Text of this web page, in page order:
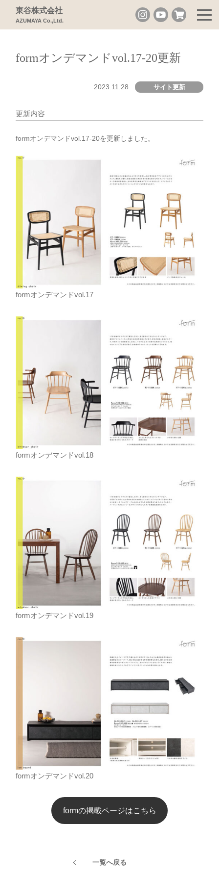
東谷株式会社
AZUMAYA Co.,Ltd.
formオンデマンドvol.17-20更新
2023.11.28 サイト更新
更新内容
formオンデマンドvol.17-20を更新しました。
formオンデマンドvol.17
formオンデマンドvol.18
formオンデマンドvol.19
formオンデマンドvol.20
formの掲載ページはこちら
一覧へ戻る